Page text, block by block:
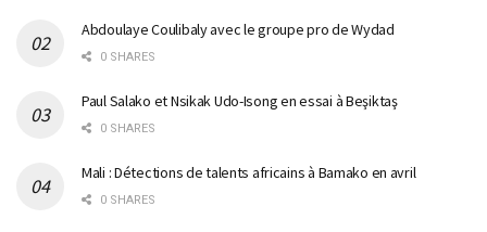
Abdoulaye Coulibaly avec le groupe pro de Wydad
0 SHARES
Paul Salako et Nsikak Udo-Isong en essai à Beşiktaş
0 SHARES
Mali : Détections de talents africains à Bamako en avril
0 SHARES